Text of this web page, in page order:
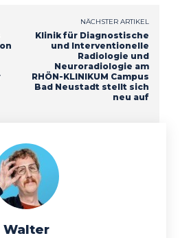
NÄCHSTER ARTIKEL
Klinik für Diagnostische
und Interventionelle
Radiologie und
Neuroradiologie am
RHÖN-KLINIKUM Campus
Bad Neustadt stellt sich
neu auf
Walter